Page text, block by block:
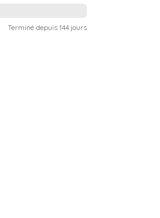
Terminé depuis 144 jours